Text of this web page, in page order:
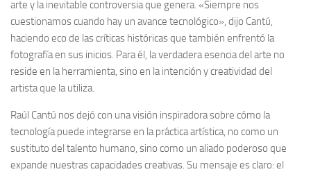
arte y la inevitable controversia que genera. «Siempre nos
cuestionamos cuando hay un avance tecnológico», dijo Cantú,
haciendo eco de las críticas históricas que también enfrentó la
fotografía en sus inicios. Para él, la verdadera esencia del arte no
reside en la herramienta, sino en la intención y creatividad del
artista que la utiliza.
Raúl Cantú nos dejó con una visión inspiradora sobre cómo la
tecnología puede integrarse en la práctica artística, no como un
sustituto del talento humano, sino como un aliado poderoso que
expande nuestras capacidades creativas. Su mensaje es claro: el